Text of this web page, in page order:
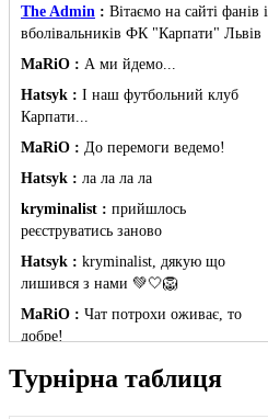
The Admin : Вітаємо на сайті фанів і
вболівальників ФК "Карпати" Львів
MaRiO : А ми йдемо...
Hatsyk : І наш футбольний клуб
Карпати...
MaRiO : До перемоги ведемо!
Hatsyk : ла ла ла ла
kryminalist : прийшлось
реєструватись заново
Hatsyk : kryminalist, дякую що
лишився з нами 💚🤍🦁
MaRiO : Чат потрохи оживає, то
добре!
MaRiO :
Знов у клубі бардак...
Hatsyk :Все буде добре
Турнірна таблиця